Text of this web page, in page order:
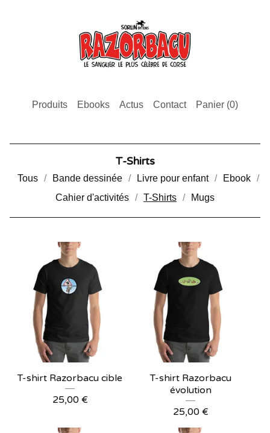
Produits Ebooks Actus Contact Panier (0)
T-Shirts
Tous Bande dessinée Livre pour enfant
Ebook
Cahier d'activités
T-Shirts Mugs
T-shirt Razorbacu cible
25,00 €
T-shirt Razorbacu
évolution
25,00 €